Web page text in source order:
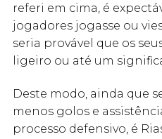
referi em cima, é
jogadores jogasse ou
seria provável que os
ligeiro ou até um
Deste modo, ainda que
menos golos e
processo defensivo, é